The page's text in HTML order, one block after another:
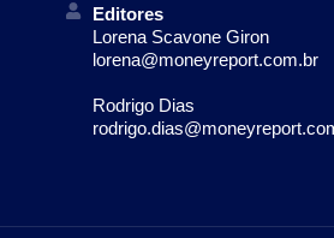
Editores
Lorena Scavone Giron
lorena@moneyreport.com.br
Rodrigo Dias